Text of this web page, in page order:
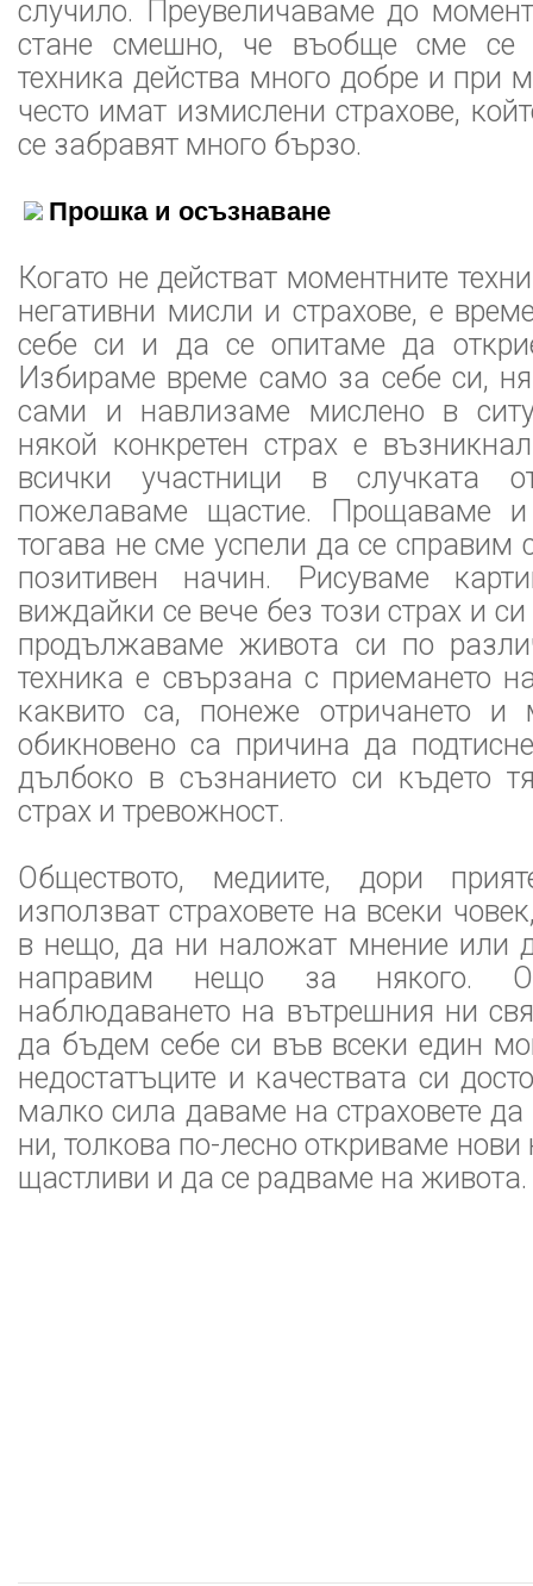
случило. Преувеличаваме до
стане смешно, че въобще сме се
техника действа много добре и при
често имат измислени страхове,
се забравят много бързо.
Прошка и осъзнаване
Когато не действат моментните
негативни мисли и страхове, е
себе си и да се опитаме да
Избираме време само за себе си,
сами и навлизаме мислено в
някой конкретен страх е
всички участници в
пожелаваме щастие. Прощаваме
тогава не сме успели да се справим
позитивен начин. Рисуваме
виждайки се вече без този страх и
продължаваме живота си по
техника е свързана с приемането
каквито са, понеже отричането и
обикновено са причина да
дълбоко в съзнанието си където
страх и тревожност.
Обществото, медиите, дори
използват страховете на всеки
в нещо, да ни наложат мнение или
направим нещо за някого.
наблюдаването на вътрешния ни
да бъдем себе си във всеки един
недостатъците и качествата си
малко сила даваме на страховете
ни, толкова по-лесно откриваме
щастливи и да се радваме на живота.